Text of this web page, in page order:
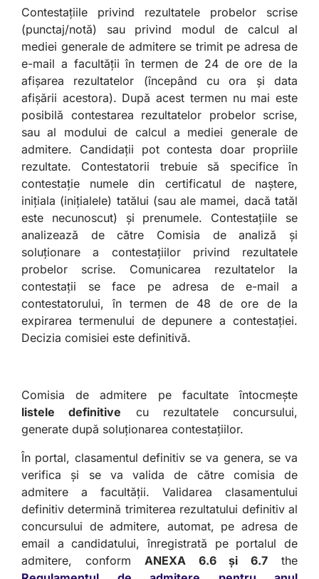
Contestațiile privind rezultatele probelor scrise
(punctaj/notă) sau privind modul de calcul al
mediei generale de admitere se trimit pe adresa de
e-mail a facultății în termen de 24 de ore de la
afișarea rezultatelor (începând cu ora și data
afișării acestora). După acest termen nu mai este
posibilă contestarea rezultatelor probelor scrise,
sau al modului de calcul a mediei generale de
admitere. Candidații pot contesta doar propriile
rezultate. Contestatorii trebuie să specifice în
contestație numele din certificatul de naștere,
inițiala (inițialele) tatălui (sau ale mamei, dacă tatăl
este necunoscut) și prenumele. Contestațiile se
analizează de către Comisia de analiză și
soluționare a contestațiilor privind rezultatele
probelor scrise. Comunicarea rezultatelor la
contestații se face pe adresa de e-mail a
contestatorului, în termen de 48 de ore de la
expirarea termenului de depunere a contestației.
Decizia comisiei este definitivă.
Comisia de admitere pe facultate întocmește
listele definitive cu rezultatele concursului,
generate după soluționarea contestațiilor.
În portal, clasamentul definitiv se va genera, se va
verifica și se va valida de către comisia de
admitere a facultății. Validarea clasamentului
definitiv determină trimiterea rezultatului definitiv al
concursului de admitere, automat, pe adresa de
email a candidatului, înregistrată pe portalul de
admitere, conform ANEXA 6.6 și 6.7 the